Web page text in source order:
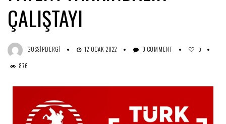
ÇALIŞTAYI
GOSSIPDERGI 12 OCAK 2022 0 COMMENT 0
876